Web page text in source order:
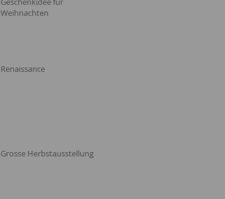
Weihnachten
Renaissance
Grosse Herbstausstellung